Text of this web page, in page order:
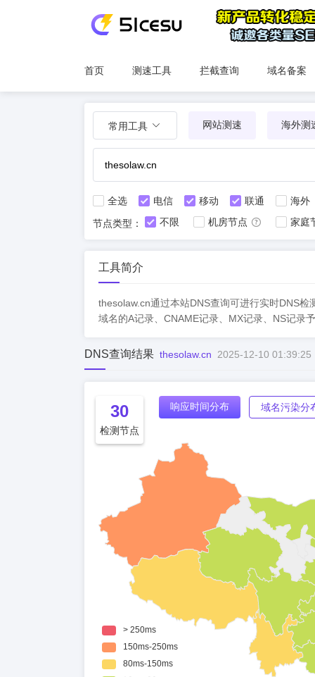
首页 测速工具 拦截查询 域名备案
常用工具 网站测速 海外测
全选 电信 移动 联通
海外
节点类型：
不限 机房节点 家庭
工具简介
thesolaw.cn通过本站DNS查询可进行实时DNS
域名的A记录、CNAME记录、MX记录、NS记录
DNS查询结果 thesolaw.cn 2025-12-10 01:39:25
30
检测节点
响应时间分布 域名污染分